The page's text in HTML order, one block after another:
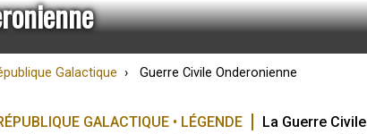
Galactique Guerre Civile Onderonienne
GALACTIQUE • LÉGENDE
La Guerre Civile